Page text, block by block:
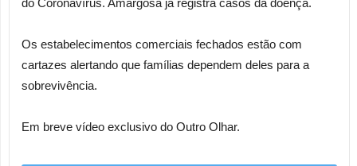
do Coronavírus. Amargosa já registra casos da doença.
Os estabelecimentos comerciais fechados estão com
cartazes alertando que famílias dependem deles para a
sobrevivência.
Em breve vídeo exclusivo do Outro Olhar.